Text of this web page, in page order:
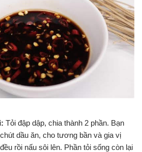
Tỏi đập dập, chia thành 2 phần. Bạn
dầu ăn, cho tương bần và gia vị
rồi nấu sôi lên. Phần tỏi sống còn lại